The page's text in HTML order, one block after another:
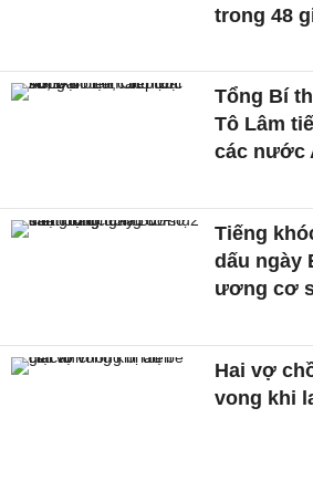
trong 48
Tổng Bí
Tô Lâm
các nước
Tiếng
dấu ngày
ương cơ
Hai vợ
vong khi